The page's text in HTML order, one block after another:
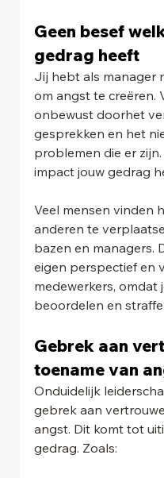
Geen besef
gedrag heeft
Jij hebt als manager
om angst te creëren.
onbewust doorhet
gesprekken en het
problemen die er
impact jouw gedrag
Veel mensen vinden
anderen te
bazen en managers.
eigen perspectief en
medewerkers, omdat
beoordelen en
Gebrek aan
toename van
Onduidelijk
gebrek aan
angst. Dit komt tot
gedrag. Zoals: